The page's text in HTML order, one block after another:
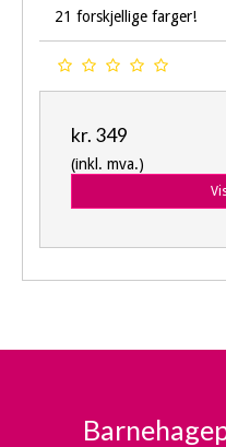
21 forskjellige farger!
kr. 349
(inkl. mva.)